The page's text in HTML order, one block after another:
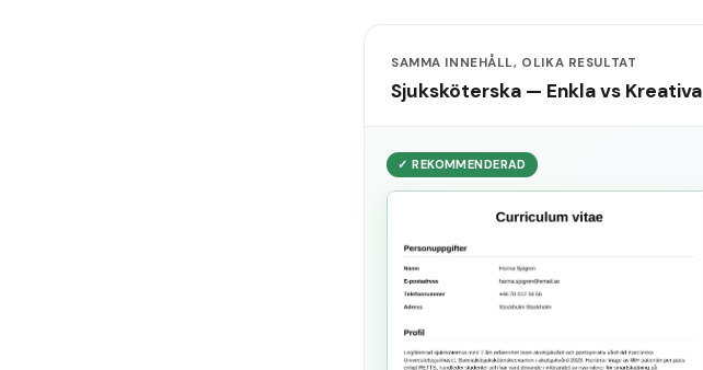
SAMMA INNEHÅLL, OLIKA RESULTAT
Sjuksköterska — Enklavs Kreativa
✓ REKOMMENDERAD